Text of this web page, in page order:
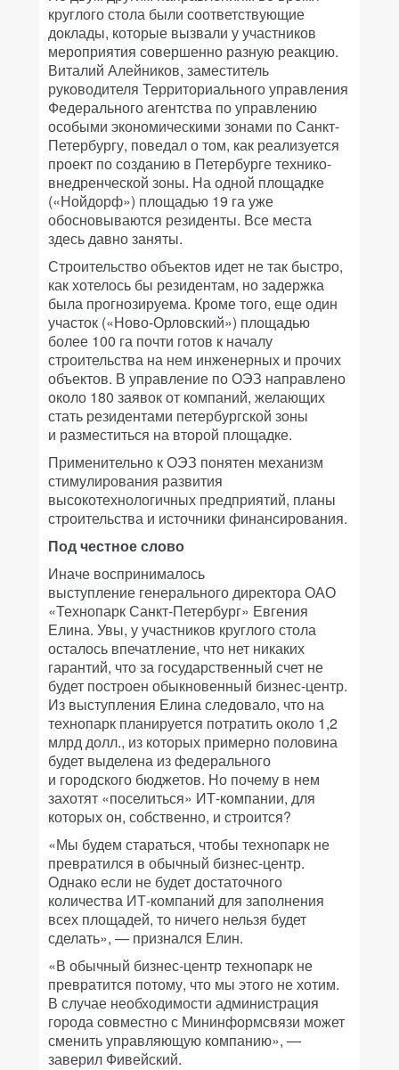
круглого стола были соответствующие
доклады, которые вызвали у участников
мероприятия совершенно разную реакцию.
Виталий Алейников, заместитель
руководителя Территориального управления
Федерального агентства по управлению
особыми экономическими зонами по Санкт-
Петербургу, поведал о том, как реализуется
проект по созданию в Петербурге технико-
внедренческой зоны. На одной площадке
(«Нойдорф») площадью 19 га уже
обосновываются резиденты. Все места
здесь давно заняты.
Строительство объектов идет не так быстро,
как хотелось бы резидентам, но задержка
была прогнозируема. Кроме того, еще один
участок («Ново-Орловский») площадью
более 100 га почти готов к началу
строительства на нем инженерных и прочих
объектов. В управление по ОЭЗ направлено
около 180 заявок от компаний, желающих
стать резидентами петербургской зоны
и разместиться на второй площадке.
Применительно к ОЭЗ понятен механизм
стимулирования развития
высокотехнологичных предприятий, планы
строительства и источники финансирования.
Под честное слово
Иначе воспринималось
выступление генерального директора ОАО
«Технопарк Санкт-Петербург» Евгения
Елина. Увы, у участников круглого стола
осталось впечатление, что нет никаких
гарантий, что за государственный счет не
будет построен обыкновенный бизнес-центр.
Из выступления Елина следовало, что на
технопарк планируется потратить около 1,2
млрд долл., из которых примерно половина
будет выделена из федерального
и городского бюджетов. Но почему в нем
захотят «поселиться» ИТ-компании, для
которых он, собственно, и строится?
«Мы будем стараться, чтобы технопарк не
превратился в обычный бизнес-центр.
Однако если не будет достаточного
количества ИТ-компаний для заполнения
всех площадей, то ничего нельзя будет
сделать», — признался Елин.
«В обычный бизнес-центр технопарк не
превратится потому, что мы этого не хотим.
В случае необходимости администрация
города совместно с Мининформсвязи может
сменить управляющую компанию», —
заверил Фивейский.